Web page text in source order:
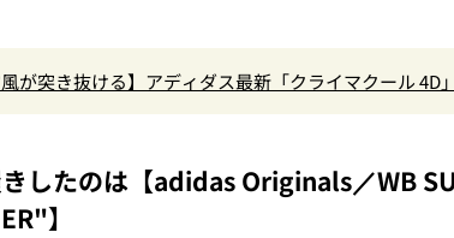
風が突き抜ける】アディダス最新「クライマクール
したのは【adidas Originals／WB
】